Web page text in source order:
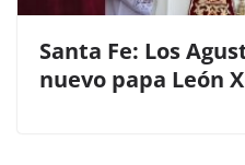
Santa Fe: Los
nuevo papa León